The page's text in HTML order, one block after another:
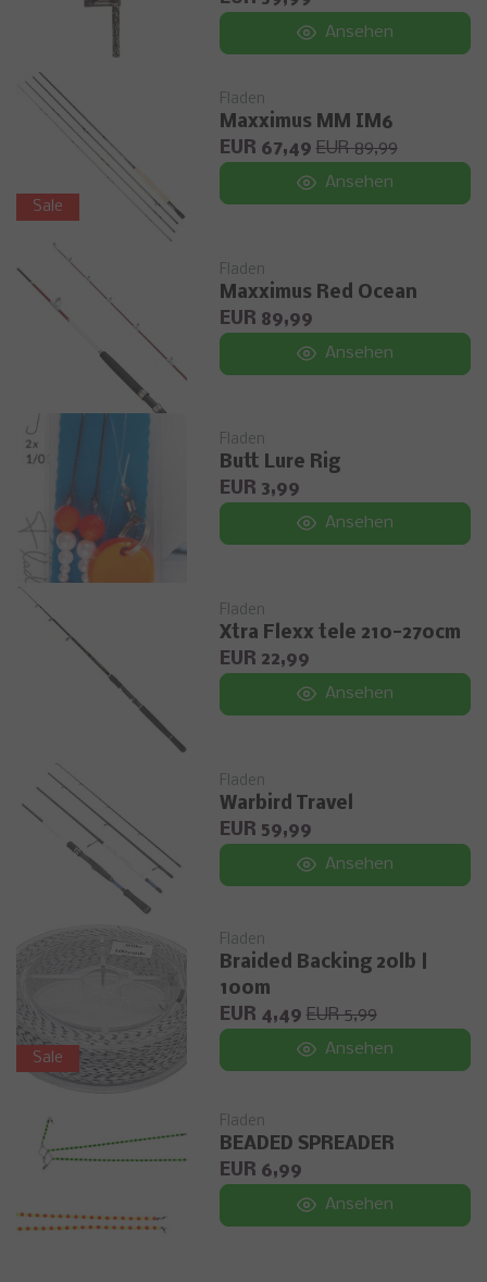
Ansehen
Sale
Fladen
Maxximus MM IM6
EUR 67,49 EUR 89,99
Ansehen
Fladen
Maxximus Red Ocean
EUR 89,99
Ansehen
Fladen
Butt Lure Rig
EUR 3,99
Ansehen
Fladen
Xtra Flexx tele 210-270cm
EUR 22,99
Ansehen
Fladen
Warbird Travel
EUR 59,99
Ansehen
Sale
Fladen
Braided Backing 20lb |
100m
EUR 4,49 EUR 5,99
Ansehen
Fladen
BEADED SPREADER
EUR 6,99
Ansehen